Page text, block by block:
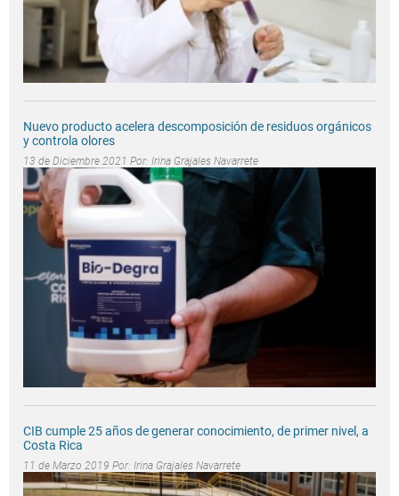
Nuevo producto acelera descomposición de residuos orgánicos
y controla olores
13 de Diciembre 2021 Por: Irina Grajales Navarrete
CIB cumple 25 años de generar conocimiento, de primer nivel, a
Costa Rica
11 de Marzo 2019 Por: Irina Grajales Navarrete